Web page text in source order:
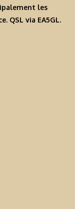
les
QSL via EA5GL.